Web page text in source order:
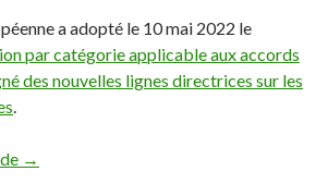
a adopté le 10 mai 2022 le
par catégorie applicable aux accords
des nouvelles lignes directrices sur les
.
#Phygital : Nouveau Règlement sur les
→